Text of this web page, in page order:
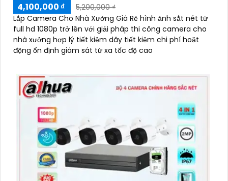
4,100,000 ₫
5,200,000 ₫
Lắp Camera Cho Nhà Xưởng Giá Rẻ hình ảnh sắt nét từ
full hd 1080p trở lên với giải pháp thi công camera cho
nhà xưởng hợp lý tiết kiệm dây tiết kiệm chi phí hoặt
động ổn định giám sát từ xa tốc độ cao